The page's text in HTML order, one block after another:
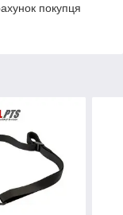
покупця